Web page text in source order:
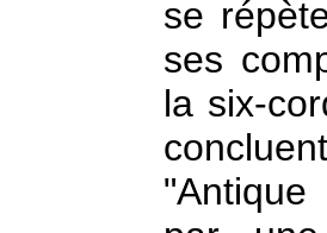
se
ses
la six-